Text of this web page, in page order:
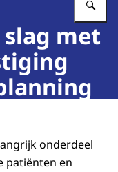
slag met
onderdeel
patiënten en